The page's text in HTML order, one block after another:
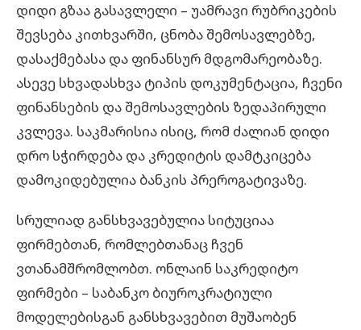
დიდი გზაა გასავლელი – უამრავი რუბრიკების
შევსება კითხვარში, ცნობა შემოსავლებზე,
დასაქმებასა და ფინანსურ მდგომარეობაზე.
ასევე სხვადასხვა ტიპის დოკუმენტაცია, ჩვენი
ფინანსების და შემოსავლების ზედაპირული
კვლევა. საკმარისია ისიც, რომ ძალიან დიდი
დრო სჭირდება და კრედიტის დამტკიცება
დამოკიდებულია ბანკის პრეროგატივაზე.
სრულიად განსხვავებულია სიტუციაა
ფირმებთან, რომლებთანაც ჩვენ
ვთანამშრომლობთ. ონლაინ საკრედიტო
ფირმები – საბანკო ბიუროკრატიული
მოდელებისგან განსხვავებით მუშაობენ